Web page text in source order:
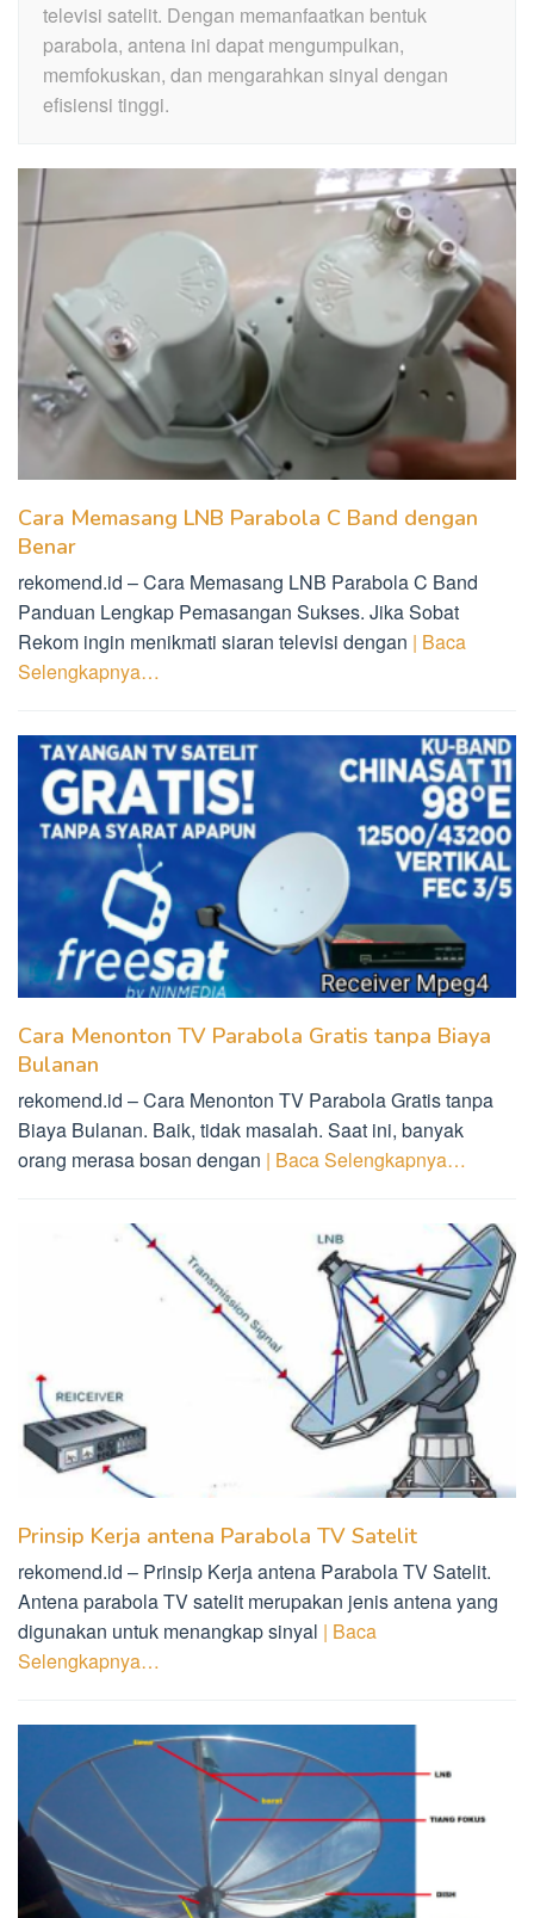
televisi satelit. Dengan memanfaatkan bentuk
parabola, antena ini dapat mengumpulkan,
memfokuskan, dan mengarahkan sinyal dengan
efisiensi tinggi.
Cara Memasang LNB Parabola C Band dengan
Benar
rekomend.id – Cara Memasang LNB Parabola C Band
Panduan Lengkap Pemasangan Sukses. Jika Sobat
Rekom ingin menikmati siaran televisi dengan | Baca
Selengkapnya…
Cara Menonton TV Parabola Gratis tanpa Biaya
Bulanan
rekomend.id – Cara Menonton TV Parabola Gratis tanpa
Biaya Bulanan. Baik, tidak masalah. Saat ini, banyak
orang merasa bosan dengan | Baca Selengkapnya…
Prinsip Kerja antena Parabola TV Satelit
rekomend.id – Prinsip Kerja antena Parabola TV Satelit.
Antena parabola TV satelit merupakan jenis antena yang
digunakan untuk menangkap sinyal | Baca
Selengkapnya…